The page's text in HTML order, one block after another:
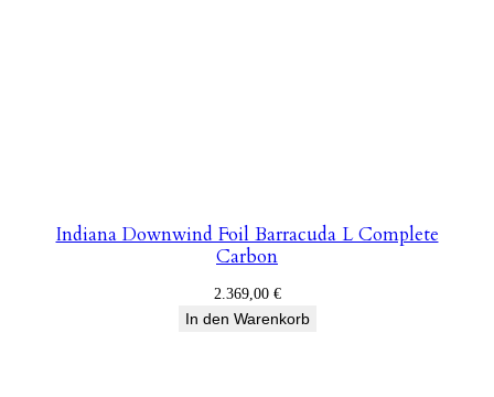
Indiana Downwind Foil Barracuda L Complete
Carbon
2.369,00 €
In den Warenkorb